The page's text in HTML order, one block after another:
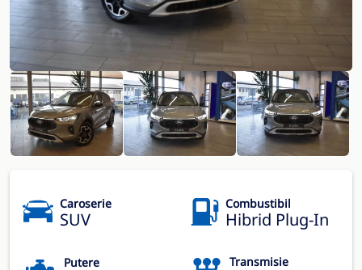
Caroserie
SUV
Combustibil
Hibrid Plug-In
Putere Transmisie